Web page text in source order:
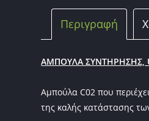
Περιγραφή
ΑΜΠΟΥΛΑ ΣΥΝΤΗΡΗΣΗΣ,
Αμπούλα C02 που
της καλής κατάστασης